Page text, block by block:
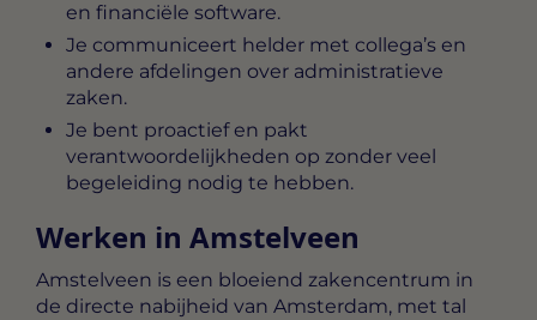
en financiële software.
Je communiceert helder met collega’s en
andere afdelingen over administratieve
zaken.
Je bent proactief en pakt
verantwoordelijkheden op zonder veel
begeleiding nodig te hebben.
Werken in Amstelveen
Amstelveen is een bloeiend zakencentrum in
de directe nabijheid van Amsterdam, met tal